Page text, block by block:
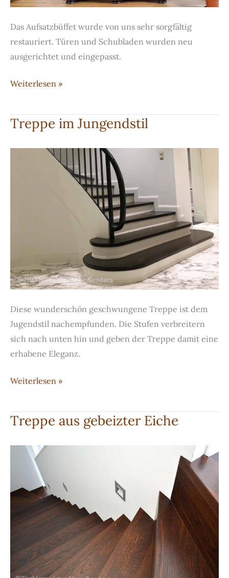
Das Aufsatzbüffet wurde von uns sehr sorgfältig
restauriert. Türen und Schubladen wurden neu
ausgerichtet und eingepasst.
Restauriertes
in
gebeizter
Weiterlesen »
Treppe im Jungendstil
Diese wunderschön geschwungene Treppe ist dem
Jugendstil nachempfunden. Die Stufen verbreitern
sich nach unten hin und geben der Treppe damit eine
erhabene Eleganz.
Treppe
Jungendstil
Weiterlesen »
Treppe aus gebeizter Eiche